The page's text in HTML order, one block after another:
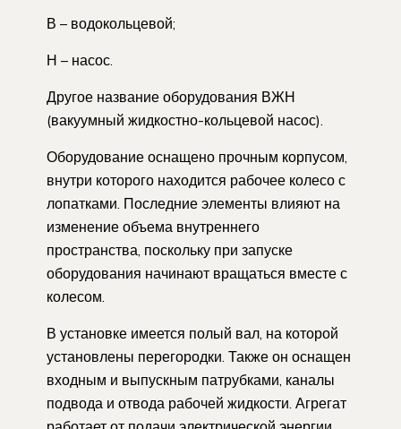
В – водокольцевой;
Н – насос.
Другое название оборудования ВЖН
(вакуумный жидкостно-кольцевой насос).
Оборудование оснащено прочным корпусом,
внутри которого находится рабочее колесо с
лопатками. Последние элементы влияют на
изменение объема внутреннего
пространства, поскольку при запуске
оборудования начинают вращаться вместе с
колесом.
В установке имеется полый вал, на которой
установлены перегородки. Также он оснащен
входным и выпускным патрубками, каналы
подвода и отвода рабочей жидкости. Агрегат